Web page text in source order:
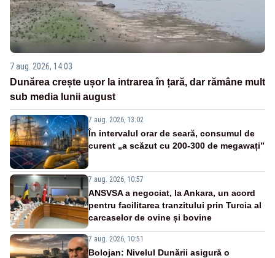
7 aug. 2026, 14:03
Dunărea crește ușor la intrarea în țară, dar rămâne mult
sub media lunii august
7 aug. 2026, 13:02
În intervalul orar de seară, consumul de
curent „a scăzut cu 200-300 de megawați”
7 aug. 2026, 10:57
ANSVSA a negociat, la Ankara, un acord
pentru facilitarea tranzitului prin Turcia al
carcaselor de ovine și bovine
7 aug. 2026, 10:51
Bolojan: Nivelul Dunării asigură o